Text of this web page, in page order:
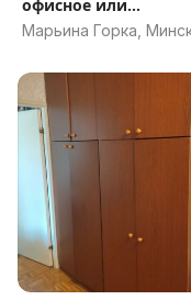
офисное или
компьютерное
Марьина Горка,